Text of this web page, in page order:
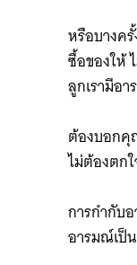
หรือบางค
ซื้อของให้
ลูกเรามีอ
ต้องบอกคุ
ไม่ต้องตก
การกำกับ
อารมณ์เป็